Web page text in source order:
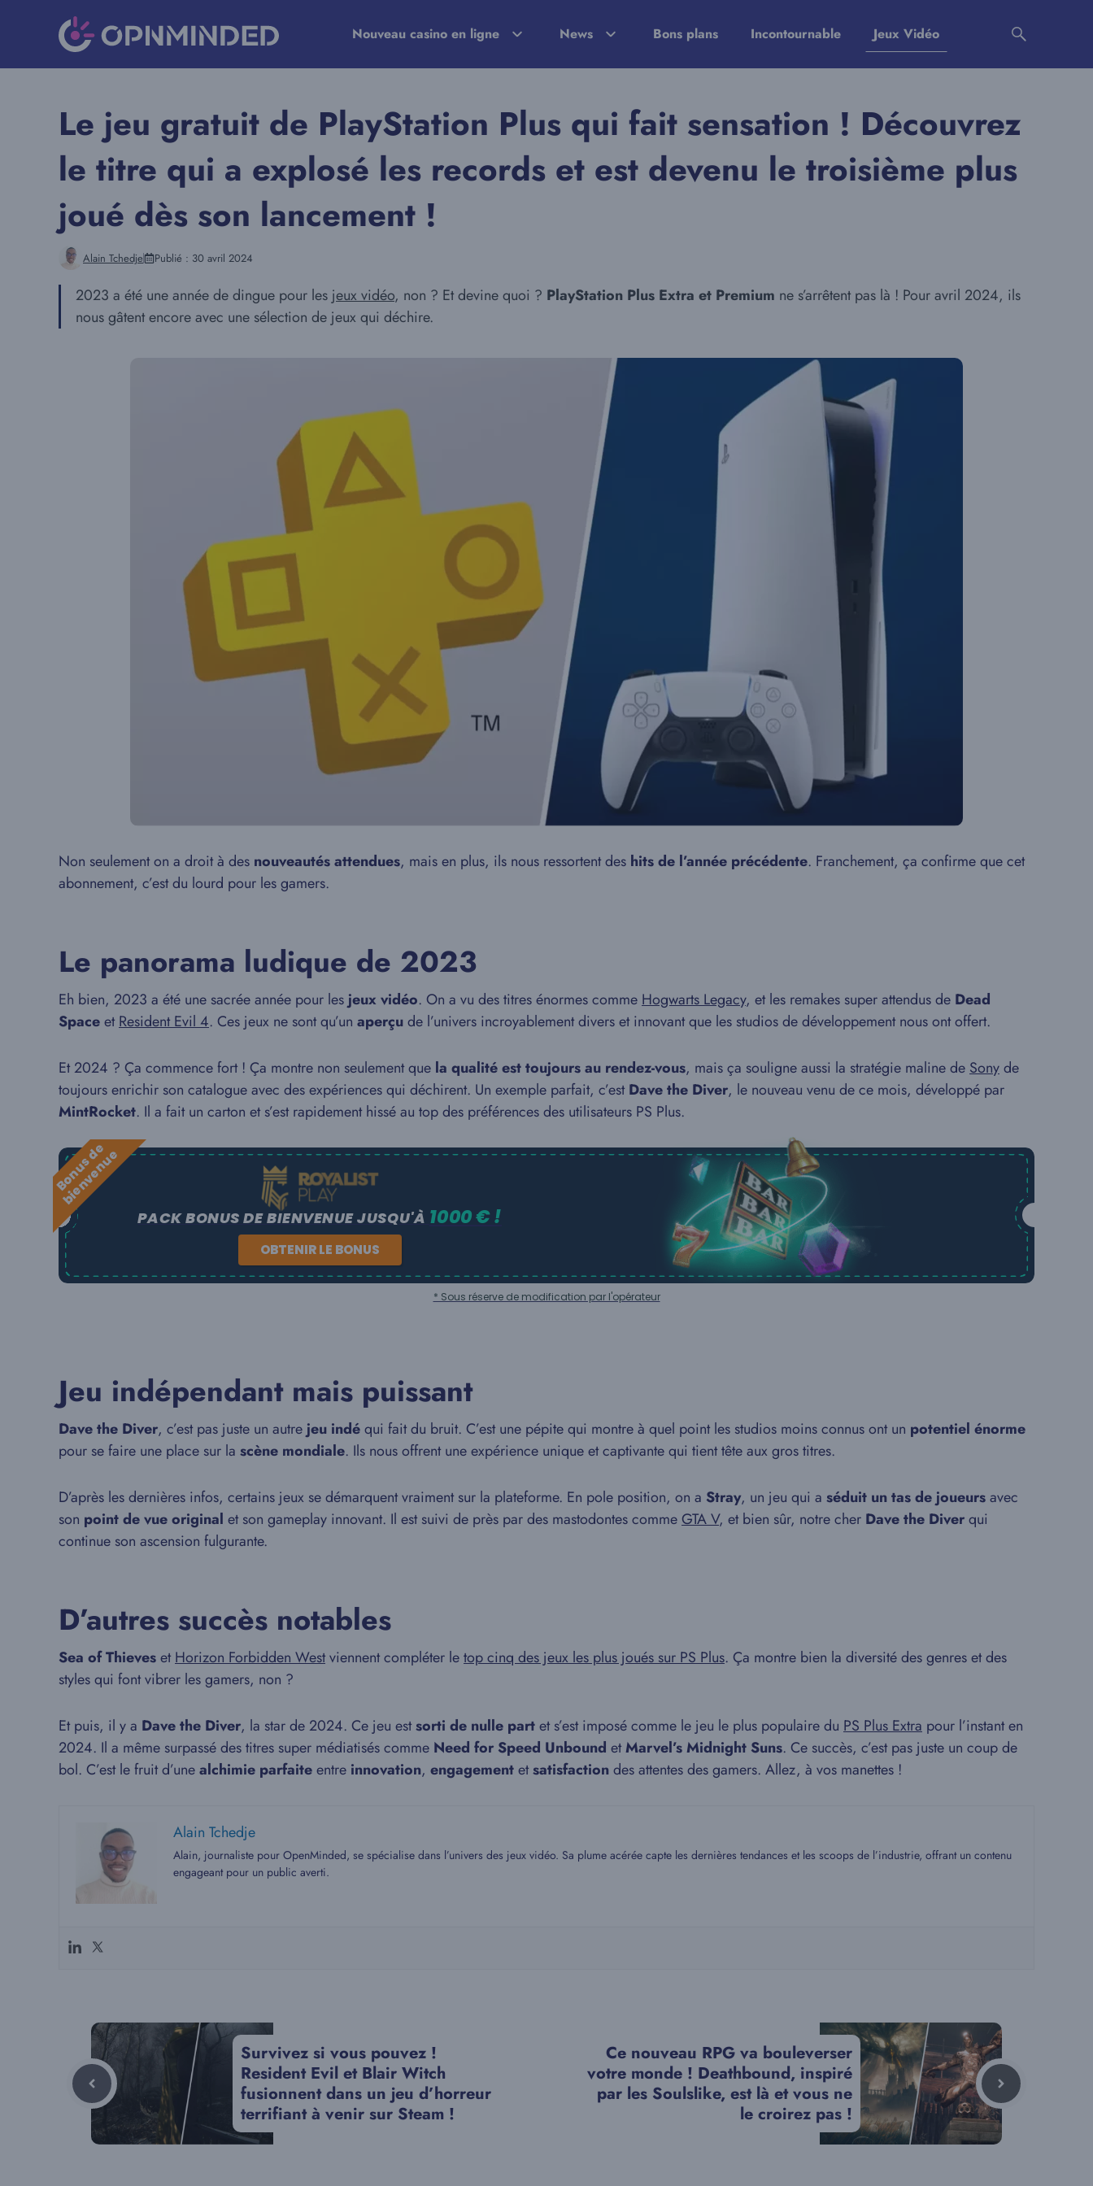
Nouveau casino en ligne News Bons plans Incontournable Jeux Vidéo
Le jeu gratuit de PlayStation Plus qui fait sensation ! Découvrez
le titre qui a explosé les records et est devenu le troisième plus
joué dès son lancement !
Alain Tchedje Publié : 30 avril 2024
2023 a été une année de dingue pour les jeux vidéo, non ? Et devine quoi ? PlayStation Plus Extra et Premium ne s’arrêtent pas là ! Pour avril 2024, ils
nous gâtent encore avec une sélection de jeux qui déchire.
Non seulement on a droit à des nouveautés attendues, mais en plus, ils nous ressortent des hits de l’année précédente. Franchement, ça confirme que cet
abonnement, c’est du lourd pour les gamers.
Le panorama ludique de 2023
Eh bien, 2023 a été une sacrée année pour les jeux vidéo. On a vu des titres énormes comme Hogwarts Legacy, et les remakes super attendus de Dead
SpaceetResident Evil 4. Ces jeux ne sont qu’un aperçude l’univers incroyablement divers et innovant que les studios de développement nous ont offert.
Et 2024 ? Ça commence fort ! Ça montre non seulement que la qualité est toujours au rendez-vous, mais ça souligne aussi la stratégie maline de Sonyde
toujours enrichir son catalogue avec des expériences qui déchirent. Un exemple parfait, c’estDave the Diver, le nouveau venu de ce mois, développé par
MintRocket. Il a fait un carton et s’est rapidement hissé au top des préférences des utilisateurs PS Plus.
B
o
n
u
s
d
e
b
i
e
n
v
e
n
u
e
PACK BONUS DE BIENVENUE JUSQU'À 1000 € !
OBTENIR LE BONUS
* Sous réserve de modification par l'opérateur
Jeu indépendant mais puissant
Dave the Diver, c’est pas juste un autre jeu indéqui fait du bruit. C’est une pépite qui montre à quel point les studios moins connus ont un potentiel énorme
pour se faire une place sur la scène mondiale. Ils nous offrent une expérience unique et captivante qui tient tête aux gros titres.
D’après les dernières infos, certains jeux se démarquent vraiment sur la plateforme. En pole position, on a Stray, un jeu qui a séduit un tas de joueursavec
son point de vue original et son gameplay innovant. Il est suivi de près par des mastodontes commeGTA V, et bien sûr, notre cher Dave the Diverqui
continue son ascension fulgurante.
D’autres succès notables
Sea of ThievesetHorizon Forbidden Westviennent compléter letop cinq des jeux les plus joués sur PS Plus. Ça montre bien la diversité des genres et des
styles qui font vibrer les gamers, non ?
Et puis, il y a Dave the Diver, la star de 2024. Ce jeu estsorti de nulle partet s’est imposé comme le jeu le plus populaire du PS Plus Extra pour l’instant en
2024. Il a même surpassé des titres super médiatisés comme Need for Speed Unbound etMarvel’s Midnight Suns. Ce succès, c’est pas juste un coup de
bol. C’est le fruit d’unealchimie parfaiteentre innovation, engagementetsatisfactiondes attentes des gamers. Allez, à vos manettes !
Alain Tchedje
Alain, journaliste pour OpenMinded, se spécialise dans l’univers des jeux vidéo. Sa plume acérée capte les dernières tendances et les scoops de l’industrie, offrant un contenu
engageant pour un public averti.
Survivez si vous pouvez !
Resident Evil et Blair Witch
fusionnent dans un jeu d’horreur
terrifiant à venir sur Steam !
Ce nouveau RPG va bouleverser
votre monde ! Deathbound, inspiré
par les Soulslike, est là et vous ne
le croirez pas !